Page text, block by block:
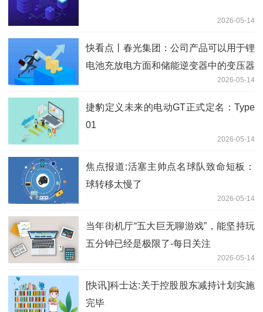
2026-05-14
快看点丨春光集团：公司产品可以用于锂
电池充放电方面和储能逆变器中的变压器
2026-05-14
捷豹定义未来的电动GT正式定名：Type
01
2026-05-14
焦点报道:活塞主帅点名球队致命短板：
球转移太慢了
2026-05-14
当年街机厅“五大巨无聊游戏”，能坚持玩
五分钟已经是极限了-每日关注
2026-05-14
[快讯]科士达:关于控股股东减持计划实施
完毕